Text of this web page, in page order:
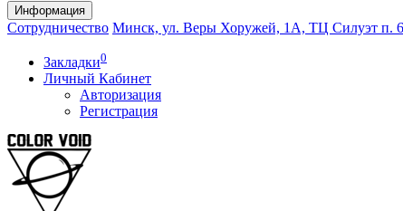
Информация
Сотрудничество Минск, ул. Веры Хоружей, 1А, ТЦ Силуэт п.
Закладки0
Личный Кабинет
Авторизация
Регистрация